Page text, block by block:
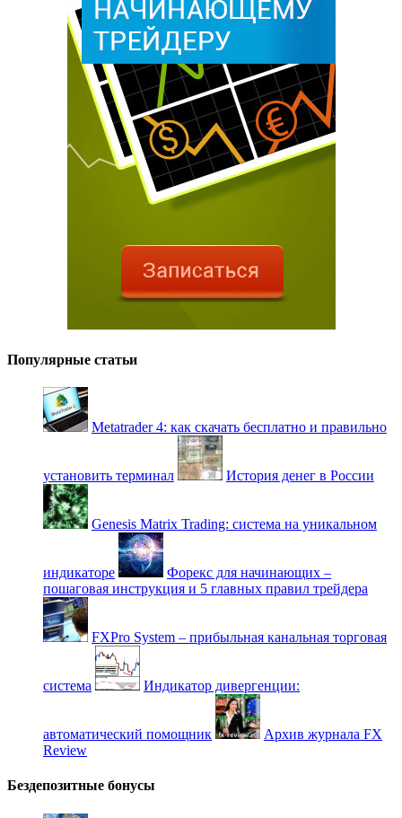
Популярные статьи
Metatrader 4: как скачать бесплатно и правильно
установить терминал История денег в России
Genesis Matrix Trading: система на уникальном
индикаторе
Форекс для начинающих –
пошаговая инструкция и 5 главных правил трейдера
FXPro System – прибыльная канальная торговая
система Индикатор дивергенции:
автоматический помощник
Архив журнала FX
Review
Бездепозитные бонусы